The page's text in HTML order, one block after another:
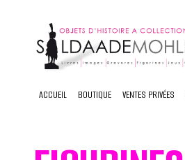
content
ACCUEIL BOUTIQUE VENTES PRIVÉES